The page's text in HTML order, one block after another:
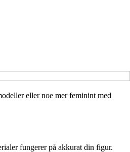
eller noe mer feminint med
fungerer på akkurat din figur.